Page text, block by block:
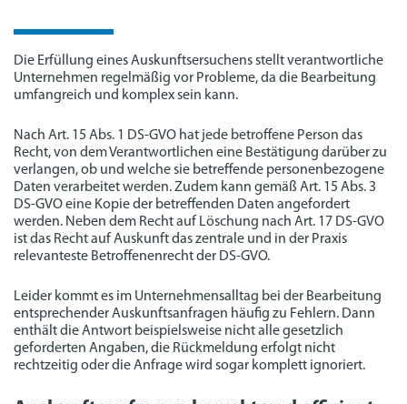
Die Erfüllung eines Auskunftsersuchens stellt verantwortliche
Unternehmen regelmäßig vor Probleme, da die Bearbeitung
umfangreich und komplex sein kann.
Nach Art. 15 Abs. 1 DS-GVO hat jede betroffene Person das
Recht, von dem Verantwortlichen eine Bestätigung darüber zu
verlangen, ob und welche sie betreffende personenbezogene
Daten verarbeitet werden. Zudem kann gemäß Art. 15 Abs. 3
DS-GVO eine Kopie der betreffenden Daten angefordert
werden. Neben dem Recht auf Löschung nach Art. 17 DS-GVO
ist das Recht auf Auskunft das zentrale und in der Praxis
relevanteste Betroffenenrecht der DS-GVO.
Leider kommt es im Unternehmensalltag bei der Bearbeitung
entsprechender Auskunftsanfragen häufig zu Fehlern. Dann
enthält die Antwort beispielsweise nicht alle gesetzlich
geforderten Angaben, die Rückmeldung erfolgt nicht
rechtzeitig oder die Anfrage wird sogar komplett ignoriert.